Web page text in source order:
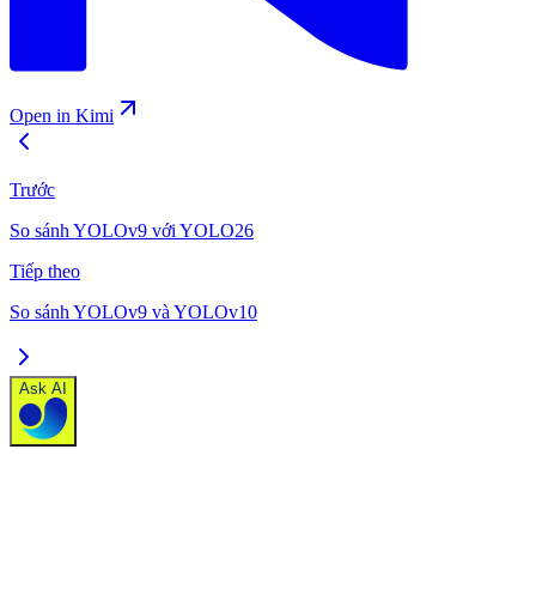
Open in Kimi
Trước
So sánh YOLOv9 với YOLO26
Tiếp theo
So sánh YOLOv9 và YOLOv10
Ask AI